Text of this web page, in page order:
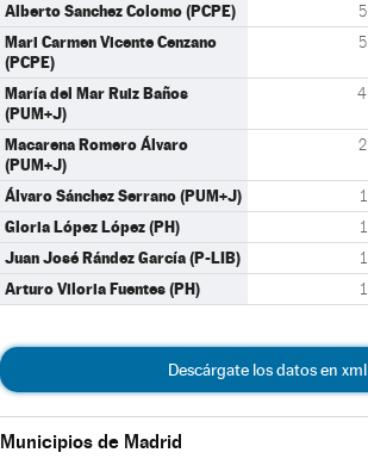
Alberto Sanchez Colomo (PCPE) 5
Mari Carmen Vicente Cenzano
(PCPE)
5
María del Mar Ruiz Baños
(PUM+J)
4
Macarena Romero Álvaro
(PUM+J)
2
Álvaro Sánchez Serrano (PUM+J) 1
Gloria López López (PH) 1
Juan José Rández García (P-LIB) 1
Arturo Viloria Fuentes (PH) 1
Descárgate los datos en xml
Municipios de Madrid